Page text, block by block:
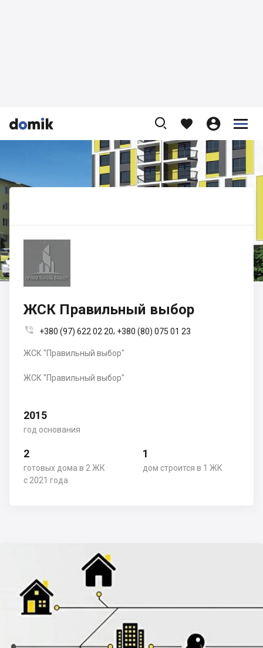


    


ЖСК Правильный выбор
 +380 (97) 622 02 20, +380 (80) 075 01 23
ЖСК "Правильный выбор"
ЖСК "Правильный выбор"
2015
год основания
2
готовых дома в 2 ЖК
с 2021 года
1
дом строится в 1 ЖК